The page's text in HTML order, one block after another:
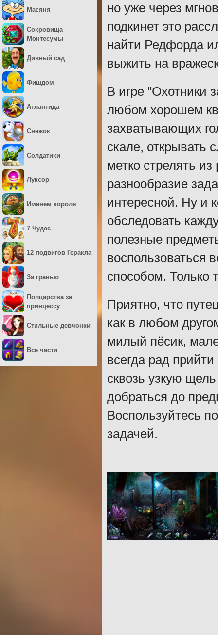
но уже через
подкинет это
найти Редфорда
выжить на
В игре "Охотники
любом хорошем
захватывающих
скале, открывать
метко стрелять из
разнообразие
интересной. Ну и
обследовать
полезные
воспользоваться
способом. Только
Приятно, что
как в любом
милый пёсик,
всегда рад
сквозь узкую
добраться до
Воспользуйтесь
задачей.
Масяня
Сокровища
Монтесумы
Дивный сад
Фишдом
Атлантида
Снежок
Солдатики
Луксор
Именем короля
7 Чудес
12 подвигов Геракла
За гранью
Полцарства за
принцессу
Стильные девчонки
Все части